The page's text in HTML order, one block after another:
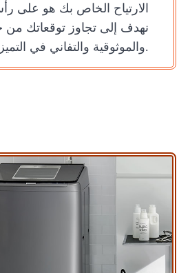
الارتياح الخاص بك هو على
نهدف إلى تجاوز توقعاتك من
والموثوقية والتفاني في التميز.